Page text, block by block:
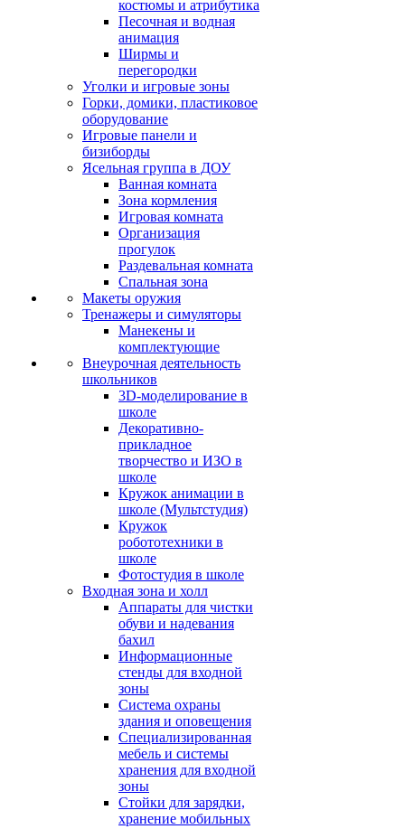
костюмы и атрибутика
Песочная и водная
анимация
Ширмы и
перегородки
Уголки и игровые зоны
Горки, домики, пластиковое
оборудование
Игровые панели и
бизиборды
Ясельная группа в ДОУ
Ванная комната
Зона кормления
Игровая комната
Организация
прогулок
Раздевальная комната
Спальная зона
Макеты оружия
Тренажеры и симуляторы
Манекены и
комплектующие
Внеурочная деятельность
школьников
3D-моделирование в
школе
Декоративно-
прикладное
творчество и ИЗО в
школе
Кружок анимации в
школе (Мультстудия)
Кружок
робототехники в
школе
Фотостудия в школе
Входная зона и холл
Аппараты для чистки
обуви и надевания
бахил
Информационные
стенды для входной
зоны
Система охраны
здания и оповещения
Специализированная
мебель и системы
хранения для входной
зоны
Стойки для зарядки,
хранение мобильных